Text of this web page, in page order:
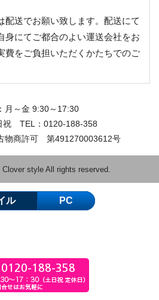
配送でお願い致します。配送にて
身にてご都合のよい運送会社をお
費をご負担いただくかたちでのご
月～金 9:30～17:30
祝 TEL： 0120-188-358
物商許可 第491270003612号
style All rights reserved.
ル PC